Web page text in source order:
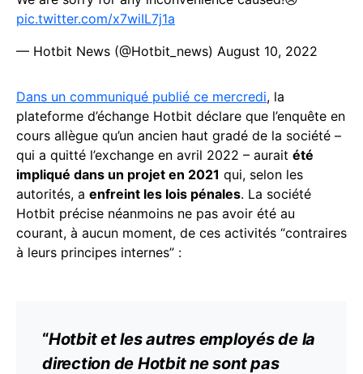
pic.twitter.com/x7wiIL7j1a
— Hotbit News (@Hotbit_news) August 10, 2022
Dans un communiqué publié ce mercredi, la
plateforme d’échange Hotbit déclare que l’enquête en
cours allègue qu’un ancien haut gradé de la société –
qui a quitté l’exchange en avril 2022 – aurait été
impliqué dans un projet en 2021 qui, selon les
autorités, a enfreint les lois pénales. La société
Hotbit précise néanmoins ne pas avoir été au
courant, à aucun moment, de ces activités “contraires
à leurs principes internes” :
“Hotbit et les autres employés de la
direction de Hotbit ne sont pas